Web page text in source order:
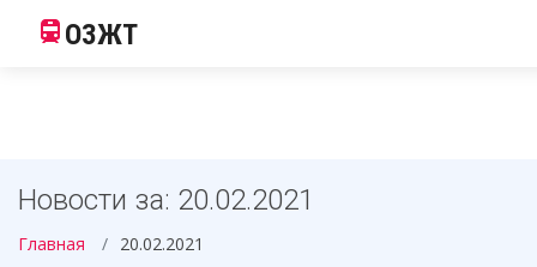
ОЗЖТ
Новости за: 20.02.2021
Главная 20.02.2021